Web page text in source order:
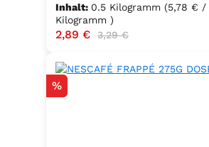
Inhalt: 0.5 Kilogramm (5,78 € /
Kilogramm )
Verkaufspreis:
2,89 € Regulärer Preis:
3,29 €
Rabatt
%